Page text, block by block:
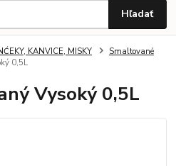
Hľadať
KANVICE, MISKY
Smaltované
0,5L
Vysoký 0,5L